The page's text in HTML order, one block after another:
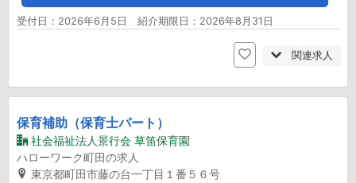
受付日：2026年6月5日 紹介期限日：2026年8月31日
関連求人
保育補助（保育士パート）
社会福祉法人景行会 草笛保育園
ハローワーク町田の求人
東京都町田市藤の台一丁目１番５６号